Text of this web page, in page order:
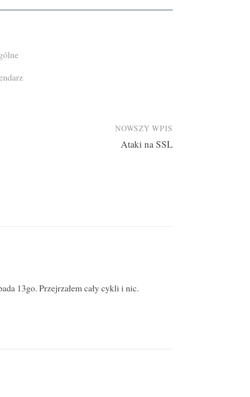
NOWSZY WPIS
Ataki na SSL
13go. Przejrzałem cały cykli i nic.